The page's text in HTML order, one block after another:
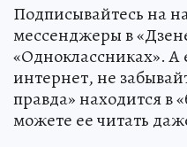
Подписывайтесь на
мессенджеры в
«Одноклассниках».
интернет, не
правда» находится в
можете ее читать